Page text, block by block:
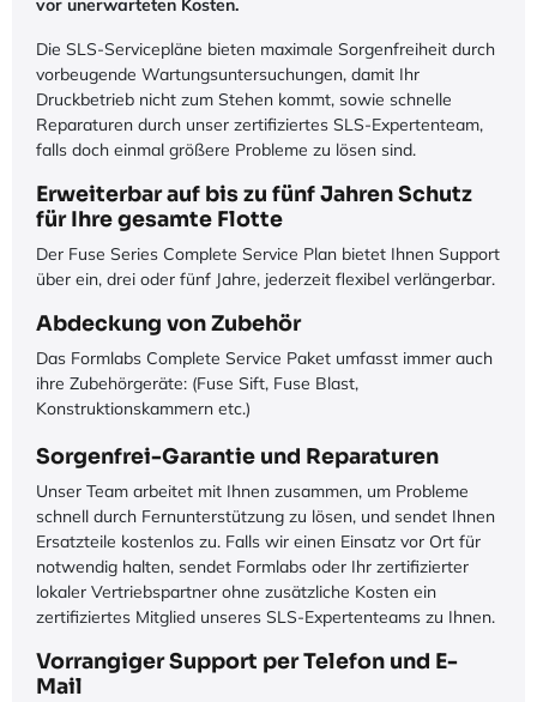
vor unerwarteten Kosten.
Die SLS-Servicepläne bieten maximale Sorgenfreiheit durch
vorbeugende Wartungsuntersuchungen, damit Ihr
Druckbetrieb nicht zum Stehen kommt, sowie schnelle
Reparaturen durch unser zertifiziertes SLS-Expertenteam,
falls doch einmal größere Probleme zu lösen sind.
Erweiterbar auf bis zu fünf Jahren Schutz
für Ihre gesamte Flotte
Der Fuse Series Complete Service Plan bietet Ihnen Support
über ein, drei oder fünf Jahre, jederzeit flexibel verlängerbar.
Abdeckung von Zubehör
Das Formlabs Complete Service Paket umfasst immer auch
ihre Zubehörgeräte: (Fuse Sift, Fuse Blast,
Konstruktionskammern etc.)
Sorgenfrei-Garantie und Reparaturen
Unser Team arbeitet mit Ihnen zusammen, um Probleme
schnell durch Fernunterstützung zu lösen, und sendet Ihnen
Ersatzteile kostenlos zu. Falls wir einen Einsatz vor Ort für
notwendig halten, sendet Formlabs oder Ihr zertifizierter
lokaler Vertriebspartner ohne zusätzliche Kosten ein
zertifiziertes Mitglied unseres SLS-Expertenteams zu Ihnen.
Vorrangiger Support per Telefon und E-
Mail